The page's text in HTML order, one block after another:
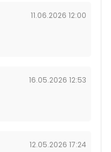
11.06.2026 12:00
16.05.2026 12:53
12.05.2026 17:24